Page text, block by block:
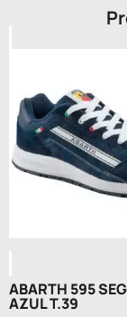
ABARTH 595
AZUL T.39